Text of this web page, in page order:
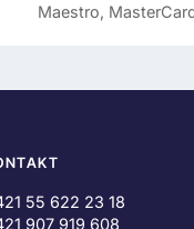
Maestro,
55 622 23 18
907 919 608